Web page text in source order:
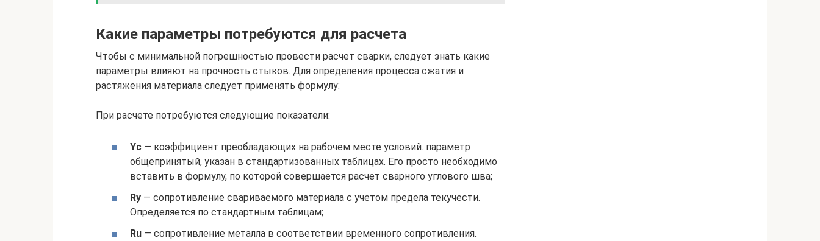
Какие параметры потребуются для расчета
Чтобы с минимальной погрешностью провести расчет сварки, следует знать какие
параметры влияют на прочность стыков. Для определения процесса сжатия и
растяжения материала следует применять формулу:
При расчете потребуются следующие показатели:
Yс — коэффициент преобладающих на рабочем месте условий. параметр
общепринятый, указан в стандартизованных таблицах. Его просто необходимо
вставить в формулу, по которой совершается расчет сварного углового шва;
Rу — сопротивление свариваемого материала с учетом предела текучести.
Определяется по стандартным таблицам;
Ru — сопротивление металла в соответствии временного сопротивления.